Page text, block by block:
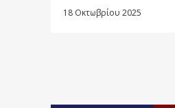
18 Οκτωβρίου 2025